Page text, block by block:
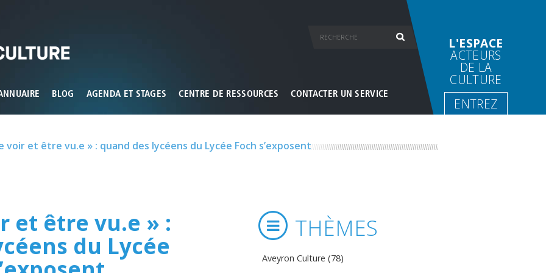
BLOG AGENDA ET STAGES CENTRE DE RESSOURCES
L'ESPACE
ACTEURS
DE LA
CULTURE
ENTREZ
CONTACTER UN SERVICE
voir et être vu.e » : quand des lycéens du Lycée Foch s’exposent
et être vu.e » :
du Lycée
THÈMES
Aveyron Culture (78)